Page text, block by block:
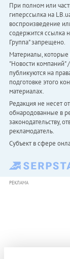
При полном или
гиперссылка на
воспроизведение
содержится ссылка
Группа" запрещено.
Материалы, которые
"Новости компаний"
публикуются на
подготовке этого
материалах.
Редакция не несет
обнародованные в
законодательству,
рекламодатель.
Субъект в сфере
РЕКЛАМА